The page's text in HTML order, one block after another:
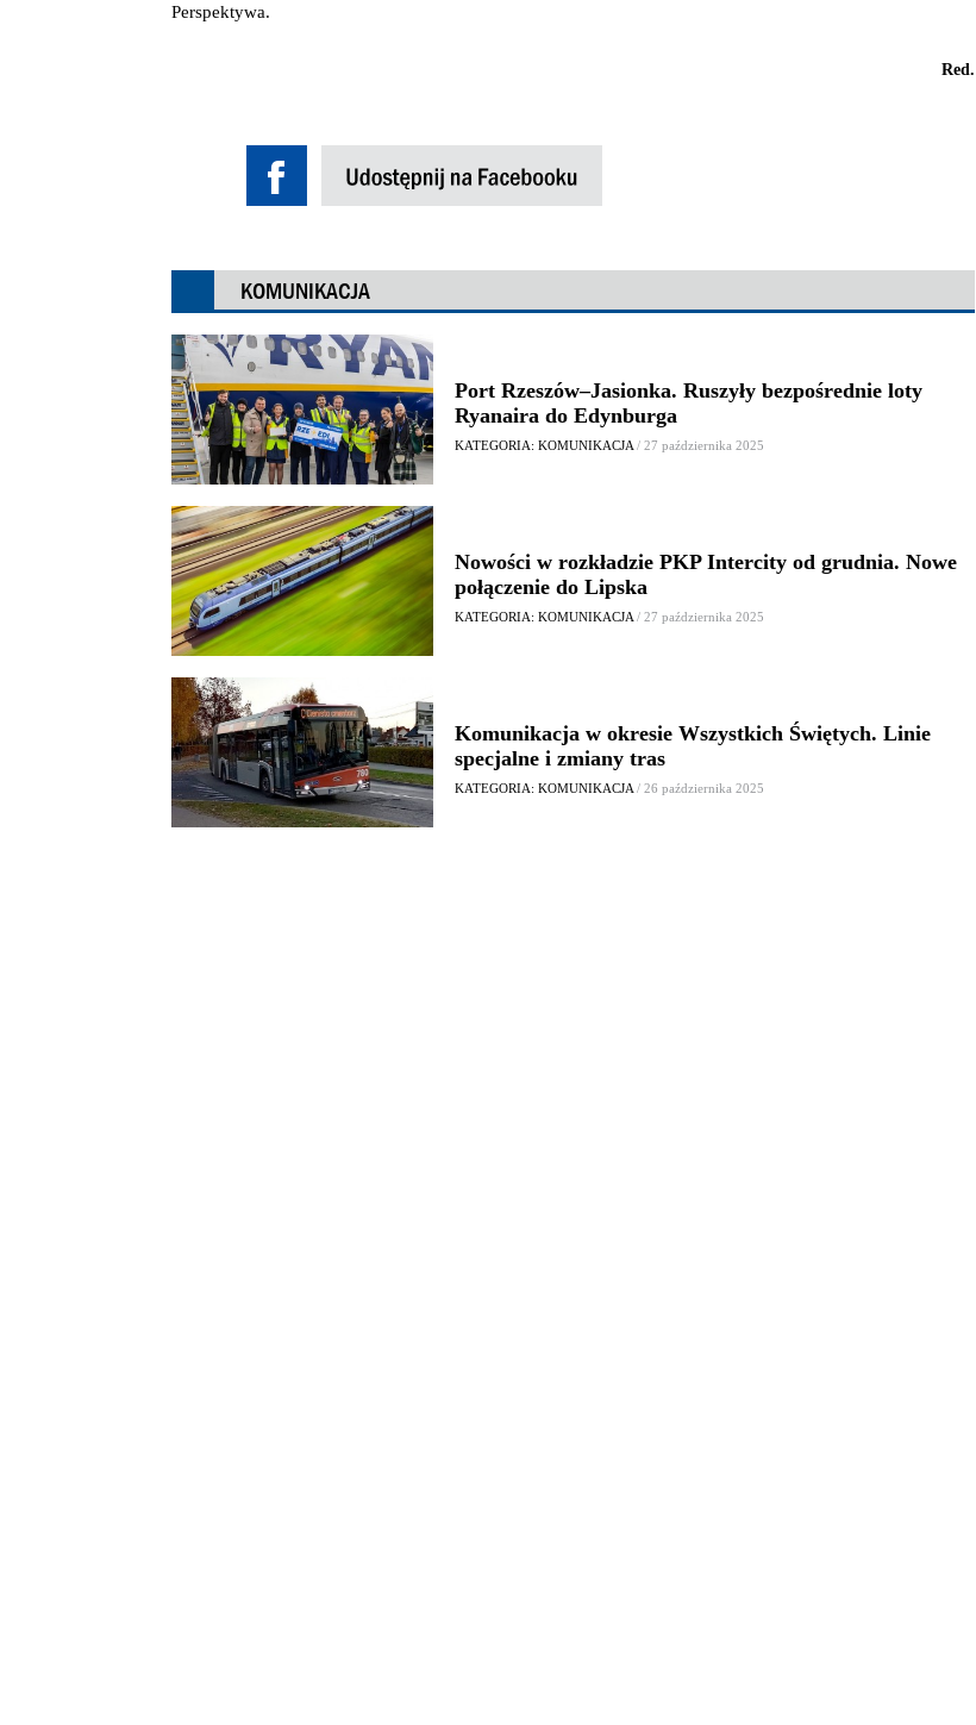
Perspektywa.
Red.
KOMUNIKACJA
Port Rzeszów–Jasionka. Ruszyły bezpośrednie loty
Ryanaira do Edynburga
KATEGORIA: KOMUNIKACJA / 27 października 2025
Nowości w rozkładzie PKP Intercity od grudnia. Nowe
połączenie do Lipska
KATEGORIA: KOMUNIKACJA / 27 października 2025
Komunikacja w okresie Wszystkich Świętych. Linie
specjalne i zmiany tras
KATEGORIA: KOMUNIKACJA / 26 października 2025